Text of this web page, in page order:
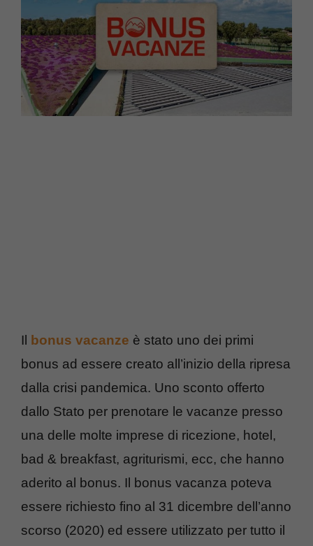
Il bonus vacanze è stato uno dei primi
bonus ad essere creato all’inizio della ripresa
dalla crisi pandemica. Uno sconto offerto
dallo Stato per prenotare le vacanze presso
una delle molte imprese di ricezione, hotel,
bad & breakfast, agriturismi, ecc, che hanno
aderito al bonus. Il bonus vacanza poteva
essere richiesto fino al 31 dicembre dell’anno
scorso (2020) ed essere utilizzato per tutto il